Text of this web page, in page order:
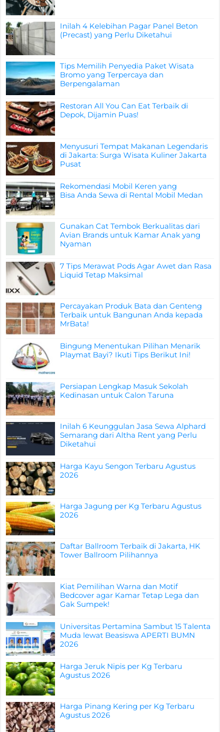
Inilah 4 Kelebihan Pagar Panel Beton
(Precast) yang Perlu Diketahui
Tips Memilih Penyedia Paket Wisata
Bromo yang Terpercaya dan
Berpengalaman
Restoran All You Can Eat Terbaik di
Depok, Dijamin Puas!
Menyusuri Tempat Makanan Legendaris
di Jakarta: Surga Wisata Kuliner Jakarta
Pusat
Rekomendasi Mobil Keren yang
Bisa Anda Sewa di Rental Mobil Medan
Gunakan Cat Tembok Berkualitas dari
Avian Brands untuk Kamar Anak yang
Nyaman
7 Tips Merawat Pods Agar Awet dan Rasa
Liquid Tetap Maksimal
Percayakan Produk Bata dan Genteng
Terbaik untuk Bangunan Anda kepada
MrBata!
Bingung Menentukan Pilihan Menarik
Playmat Bayi? Ikuti Tips Berikut Ini!
Persiapan Lengkap Masuk Sekolah
Kedinasan untuk Calon Taruna
Inilah 6 Keunggulan Jasa Sewa Alphard
Semarang dari Altha Rent yang Perlu
Diketahui
Harga Kayu Sengon Terbaru Agustus
2026
Harga Jagung per Kg Terbaru Agustus
2026
Daftar Ballroom Terbaik di Jakarta, HK
Tower Ballroom Pilihannya
Kiat Pemilihan Warna dan Motif
Bedcover agar Kamar Tetap Lega dan
Gak Sumpek!
Universitas Pertamina Sambut 15 Talenta
Muda lewat Beasiswa APERTI BUMN
2026
Harga Jeruk Nipis per Kg Terbaru
Agustus 2026
Harga Pinang Kering per Kg Terbaru
Agustus 2026